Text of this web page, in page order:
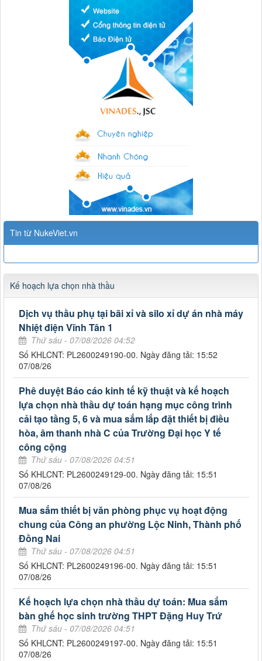
Tin từ NukeViet.vn
Kế hoạch lựa chọn nhà thầu
Dịch vụ thầu phụ tại bãi xỉ và silo xỉ dự án nhà máy
Nhiệt điện Vĩnh Tân 1
Thứ sáu - 07/08/2026 04:52
Số KHLCNT: PL2600249190-00. Ngày đăng tải: 15:52
07/08/26
Phê duyệt Báo cáo kinh tế kỹ thuật và kế hoạch
lựa chọn nhà thầu dự toán hạng mục công trình
cải tạo tầng 5, 6 và mua sắm lắp đặt thiết bị điều
hòa, âm thanh nhà C của Trường Đại học Y tế
công cộng
Thứ sáu - 07/08/2026 04:51
Số KHLCNT: PL2600249129-00. Ngày đăng tải: 15:51
07/08/26
Mua sắm thiết bị văn phòng phục vụ hoạt động
chung của Công an phường Lộc Ninh, Thành phố
Đồng Nai
Thứ sáu - 07/08/2026 04:51
Số KHLCNT: PL2600249196-00. Ngày đăng tải: 15:51
07/08/26
Kế hoạch lựa chọn nhà thầu dự toán: Mua sắm
bàn ghế học sinh trường THPT Đặng Huy Trứ
Thứ sáu - 07/08/2026 04:51
Số KHLCNT: PL2600249197-00. Ngày đăng tải: 15:51
07/08/26